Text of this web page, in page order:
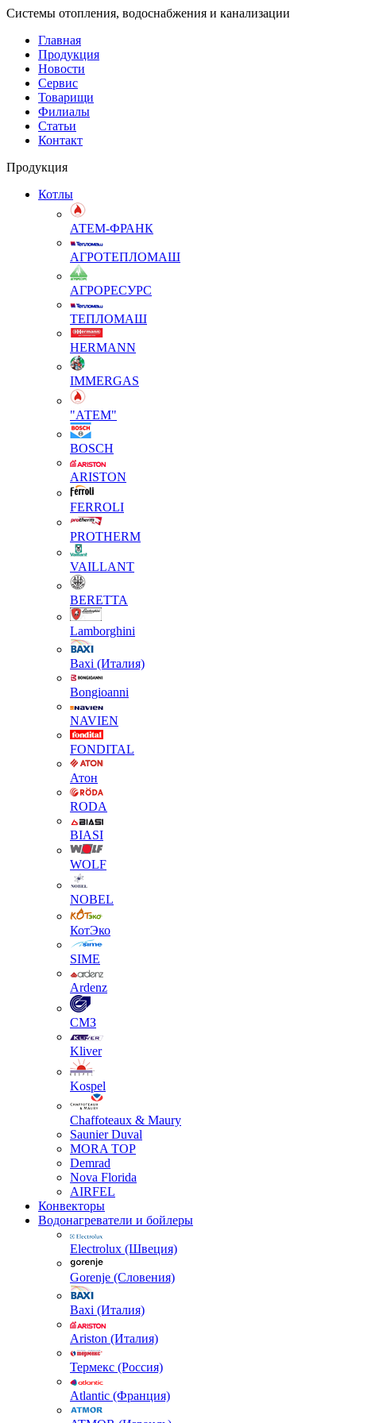
Системы отопления, водоснабжения и канализации
Главная
Продукция
Новости
Сервис
Товарищи
Филиалы
Статьи
Контакт
Продукция
Котлы
АТЕМ-ФРАНК
АГРОТЕПЛОМАШ
АГРОРЕСУРС
ТЕПЛОМАШ
HERMANN
IMMERGAS
"АТЕМ"
BOSCH
ARISTON
FERROLI
PROTHERM
VAILLANT
BERETTA
Lamborghini
Baxi (Италия)
Вongioanni
NAVIEN
FONDITAL
Атон
RODA
BIASI
WOLF
NOBEL
КотЭко
SIME
Ardenz
СМЗ
Kliver
Kospel
Chaffoteaux & Maury
Saunier Duval
MORA TOP
Demrad
Nova Florida
AIRFEL
Конвекторы
Водонагреватели и бойлеры
Electrolux (Швеция)
Gorenje (Словения)
Baxi (Италия)
Ariston (Италия)
Термекс (Россия)
Atlantic (Франция)